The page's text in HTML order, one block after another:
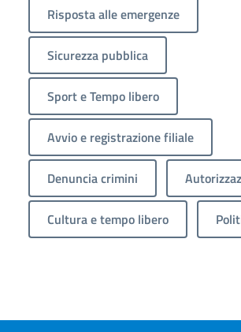
Risposta alle emergenze
Sicurezza pubblica
Sport e Tempo libero
Avvio e registrazione filiale
Denuncia crimini
Cultura e tempo libero